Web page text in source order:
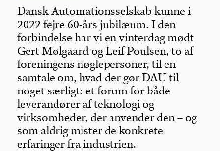
Bestyrelsen
Arrangementer
Webinarer
Bliv medlem
Netværk
English
Dansk Automationsselskab kunne i
2022 fejre 60-års jubilæum. I den
forbindelse har vi en vinterdag mødt
Gert Mølgaard og Leif Poulsen, to af
foreningens nøglepersoner, til en
samtale om, hvad der gør DAU til
noget særligt: et forum for både
leverandører af teknologi og
virksomheder, der anvender den – og
som aldrig mister de konkrete
erfaringer fra industrien.